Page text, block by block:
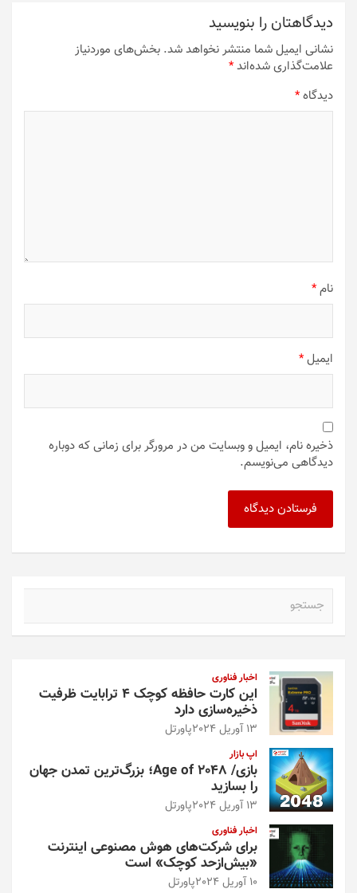
دیدگاهتان را بنویسید
نشانی ایمیل شما منتشر نخواهد شد. بخش‌های موردنیاز
علامت‌گذاری شده‌اند*
دیدگاه*
نام*
ایمیل*
ذخیره نام، ایمیل و وبسایت من در مرورگر برای زمانی که دوباره
دیدگاهی می‌نویسم.
اخبار فناوری
این کارت حافظه کوچک ۴ ترابایت ظرفیت
ذخیره‌سازی دارد
13 آوریل 2024 پاورتل
اپ بازار
بازی/ Age of 2048؛ بزرگ‌ترین تمدن جهان
را بسازید
13 آوریل 2024 پاورتل
اخبار فناوری
برای شرکت‌های هوش مصنوعی اینترنت
«بیش‌از‌حد کوچک» است
10 آوریل 2024 پاورتل